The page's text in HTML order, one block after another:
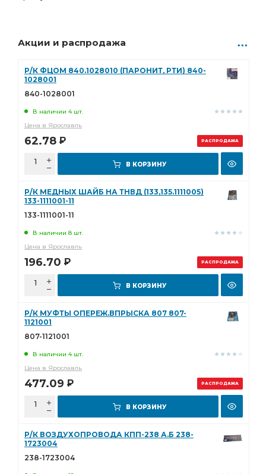
Акции и распродажа
РАСПРОДАЖА
Р/К ФЦОМ 840.1028010 (ПАРОНИТ, РТИ) 840-
1028001
840-1028001
В наличии 4 шт.
Цена в Ярославль
62.78 Р
В КОРЗИНУ
РАСПРОДАЖА
Р/К МЕДНЫХ ШАЙБ НА ТНВД (133,135.1111005)
133-1111001-11
133-1111001-11
В наличии 8 шт.
Цена в Ярославль
196.70 Р
В КОРЗИНУ
РАСПРОДАЖА
Р/К МУФТЫ ОПЕРЕЖ.ВПРЫСКА 807 807-
1121001
807-1121001
В наличии 4 шт.
Цена в Ярославль
477.09 Р
В КОРЗИНУ
Р/К ВОЗДУХОПРОВОДА КПП-238 А.Б 238-
1723004
238-1723004